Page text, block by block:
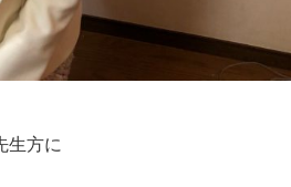
生方に